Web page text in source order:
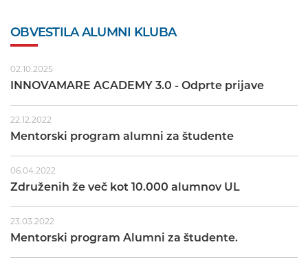
OBVESTILA ALUMNI KLUBA
02.10.2025
INNOVAMARE ACADEMY 3.0 - Odprte prijave
22.12.2022
Mentorski program alumni za študente
06.04.2022
Združenih že več kot 10.000 alumnov UL
23.03.2022
Mentorski program Alumni za študente.